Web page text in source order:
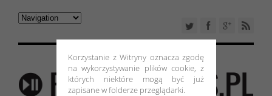
Korzystanie z Witryny oznacza zgodę
na wykorzystywanie plików cookie, z
których niektóre mogą być już
zapisane w folderze przeglądarki.